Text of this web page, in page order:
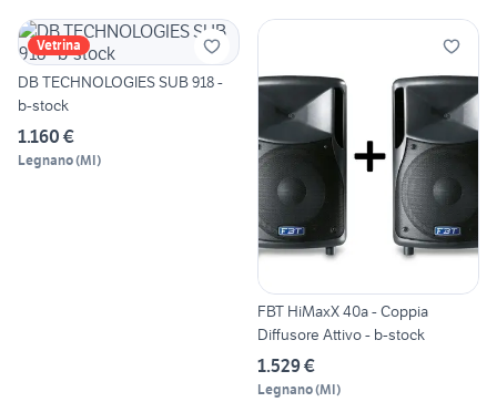
Vetrina
DB TECHNOLOGIES SUB 918 -
b-stock
1.160 €
Legnano(MI)
FBT HiMaxX 40a - Coppia
Diffusore Attivo - b-stock
1.529 €
Legnano(MI)